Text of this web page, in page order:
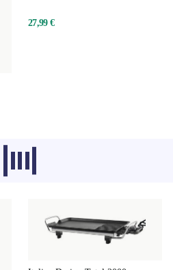
27,99 €
dans d'autres
chargent pas pour le